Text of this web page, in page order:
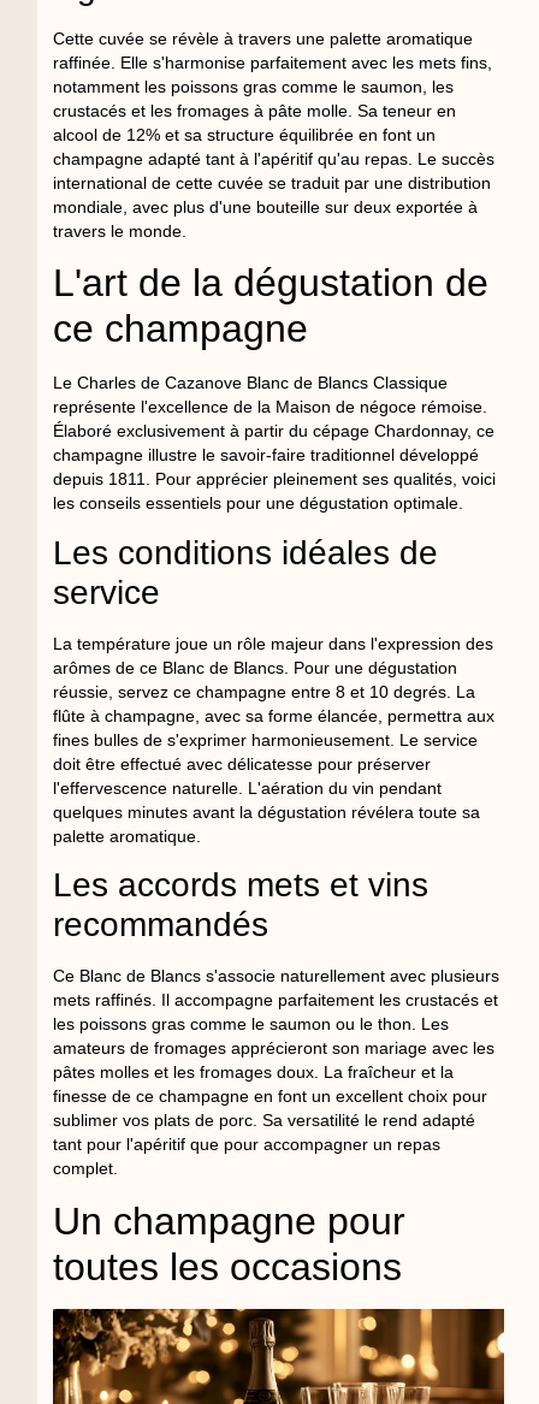
Cette cuvée se révèle à travers une palette aromatique
raffinée. Elle s'harmonise parfaitement avec les mets fins,
notamment les poissons gras comme le saumon, les
crustacés et les fromages à pâte molle. Sa teneur en
alcool de 12% et sa structure équilibrée en font un
champagne adapté tant à l'apéritif qu'au repas. Le succès
international de cette cuvée se traduit par une distribution
mondiale, avec plus d'une bouteille sur deux exportée à
travers le monde.
L'art de la dégustation de
ce champagne
Le Charles de Cazanove Blanc de Blancs Classique
représente l'excellence de la Maison de négoce rémoise.
Élaboré exclusivement à partir du cépage Chardonnay, ce
champagne illustre le savoir-faire traditionnel développé
depuis 1811. Pour apprécier pleinement ses qualités, voici
les conseils essentiels pour une dégustation optimale.
Les conditions idéales de
service
La température joue un rôle majeur dans l'expression des
arômes de ce Blanc de Blancs. Pour une dégustation
réussie, servez ce champagne entre 8 et 10 degrés. La
flûte à champagne, avec sa forme élancée, permettra aux
fines bulles de s'exprimer harmonieusement. Le service
doit être effectué avec délicatesse pour préserver
l'effervescence naturelle. L'aération du vin pendant
quelques minutes avant la dégustation révélera toute sa
palette aromatique.
Les accords mets et vins
recommandés
Ce Blanc de Blancs s'associe naturellement avec plusieurs
mets raffinés. Il accompagne parfaitement les crustacés et
les poissons gras comme le saumon ou le thon. Les
amateurs de fromages apprécieront son mariage avec les
pâtes molles et les fromages doux. La fraîcheur et la
finesse de ce champagne en font un excellent choix pour
sublimer vos plats de porc. Sa versatilité le rend adapté
tant pour l'apéritif que pour accompagner un repas
complet.
Un champagne pour
toutes les occasions